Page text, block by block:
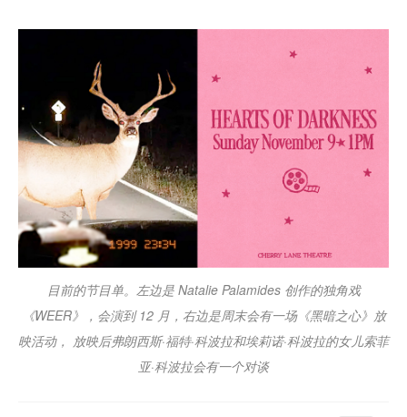
目前的节目单。左边是 Natalie Palamides 创作的独角戏
《WEER》，会演到 12 月，右边是周末会有一场《黑暗之心》放
映活动， 放映后弗朗西斯·福特·科波拉和埃莉诺·科波拉的女儿索菲
亚·科波拉会有一个对谈